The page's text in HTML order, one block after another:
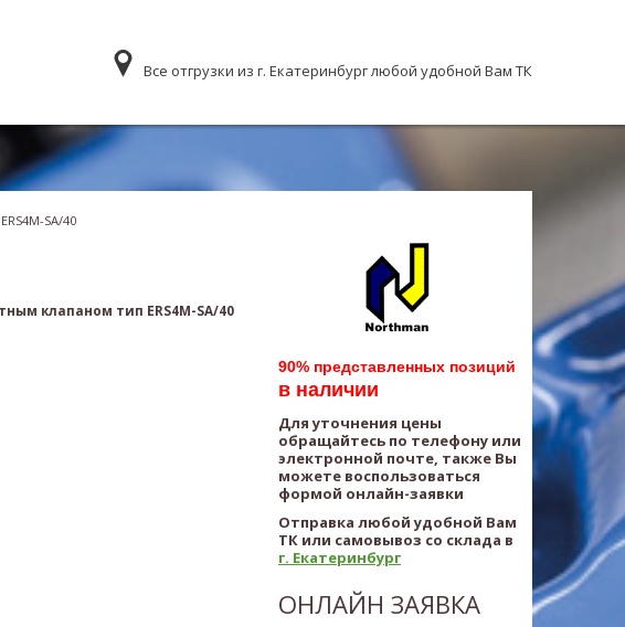
Все отгрузки из г. Екатеринбург любой удобной Вам ТК
ERS4M-SA/40
клапаном тип ERS4M-SA/40
90% представленных позиций
в наличии
Для уточнения цены
обращайтесь по телефону или
электронной почте, также Вы
можете воспользоваться
формой онлайн-заявки
Отправка любой удобной Вам
ТК или самовывоз со склада в
г. Екатеринбург
ОНЛАЙН ЗАЯВКА